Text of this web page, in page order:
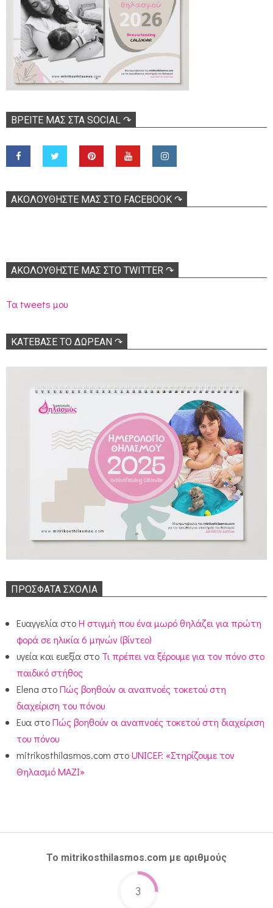
ΒΡΕΊΤΕ ΜΑΣ ΣΤΑ SOCIAL ↷
ΑΚΟΛOΥΘΉΣΤΕ ΜΑΣ ΣΤΟ FACEBOOK ↷
ΑΚΟΛΟΥΘΉΣΤΕ ΜΑΣ ΣΤΟ TWITTER ↷
Τα tweets μου
ΚΑΤΕΒΑΣΕ ΤΟ ΔΩΡΕΑΝ ↷
ΠΡΌΣΦΑΤΑ ΣΧΌΛΙΑ
Ευαγγελία στοΗ στιγμή που ένα μωρό θηλάζει για πρώτη
φορά σε ηλικία 6 μηνών (βίντεο)
υγεία και ευεξία στο Τι πρέπει να ξέρουμε για τον πόνο στο
παιδικό στήθος
Elena στοΠώς βοηθούν οι αναπνοές τοκετού στη
διαχείριση του πόνου
Ευα στοΠώς βοηθούν οι αναπνοές τοκετού στη διαχείριση
του πόνου
mitrikosthilasmos.com στοUNICEF: «Στηρίζουμε τον
Θηλασμό ΜΑΖΙ»
Το mitrikosthilasmos.com με αριθμούς
3